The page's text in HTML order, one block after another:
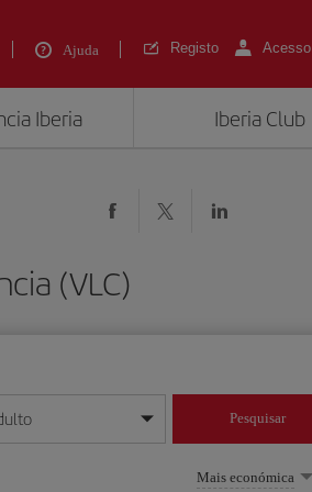
Ajuda Registo Acesso
Iberia Iberia Club
(VLC)
ano
Pesquisar
Mais económica